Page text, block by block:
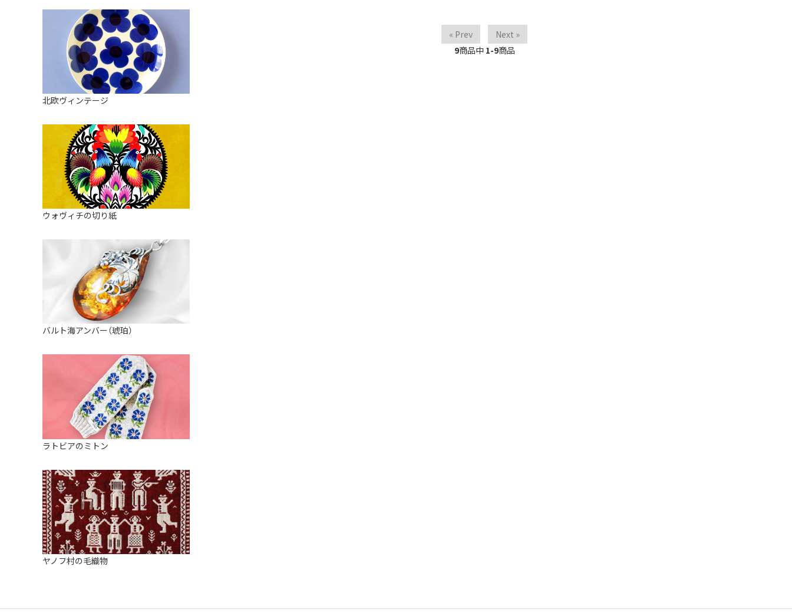
« Prev
Next »
9商品中 1-9商品
そば猪口・フリーカップ
ココット
薬味入れ
ミキシングボウル
すべて見る
オーナメント
クリーマー
バス・洗面用品
家具小物
小物入れ
アロマポット
バスケット
装飾用タイル・プレート
ミニチュア
天使さま
カードスタンド
マグネット
すべて見る
ペンダントトップ
すべて見る
北欧ヴィンテージ
ウォヴィチの切り紙
バルト海アンバー（琥珀）
ラトビアのミトン
ヤノフ村の毛織物